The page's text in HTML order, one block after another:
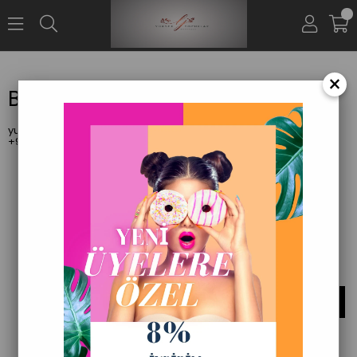
Bize Ulaşın
yuksektopukbutik@gmail.comAdresinden Bize Ulaşabilirsiniz.
+90538 440 38 00
Bizden Haberler
BÜLTENIMIZE ÜYE OLUN !
TÜM İNDIRIM VE FIRSATLARDAN İLK SIZIN
HABERINIZ OLSUN !
×